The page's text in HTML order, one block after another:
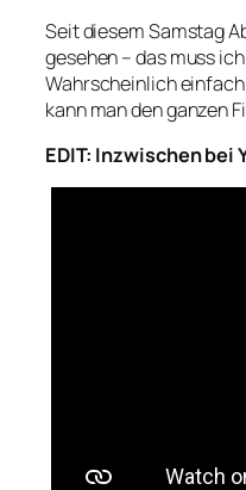
Seit diesem Samstag
gesehen – das muss
Wahrscheinlich
kann man den ganzen
EDIT: Inzwischen bei